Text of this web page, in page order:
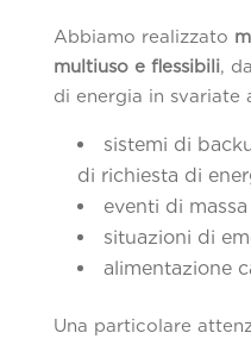
Abbiamo realizzato
multiuso e flessibili,
di energia in svariate
sistemi di
di richiesta di
eventi di massa
situazioni di
alimentazione
Una particolare